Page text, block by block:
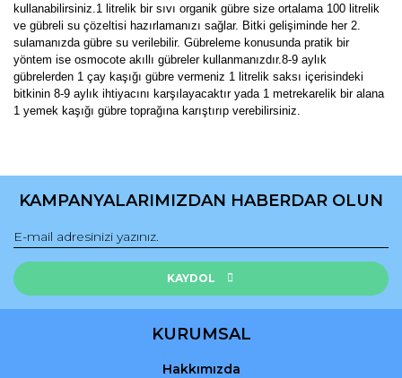
kullanabilirsiniz.1 litrelik bir sıvı organik gübre size ortalama 100 litrelik
ve gübreli su çözeltisi hazırlamanızı sağlar. Bitki gelişiminde her 2.
sulamanızda gübre su verilebilir. Gübreleme konusunda pratik bir
yöntem ise osmocote akıllı gübreler kullanmanızdır.8-9 aylık
gübrelerden 1 çay kaşığı gübre vermeniz 1 litrelik saksı içerisindeki
bitkinin 8-9 aylık ihtiyacını karşılayacaktır yada 1 metrekarelik bir alana
1 yemek kaşığı gübre toprağına karıştırıp verebilirsiniz.
konularda yetersiz gördüğünüz noktaları öneri formunu
Görüş ve önerileriniz için teşekkür ederiz.
Ürün resmi kalitesiz, bozuk veya görüntülenemiyor.
Ürün açıklamasında eksik bilgiler bulunuyor.
Ürün fiyatı diğer sitelerden daha pahalı.
KAMPANYALARIMIZDAN HABERDAR OLUN
KAYDOL
KURUMSAL
Hakkımızda